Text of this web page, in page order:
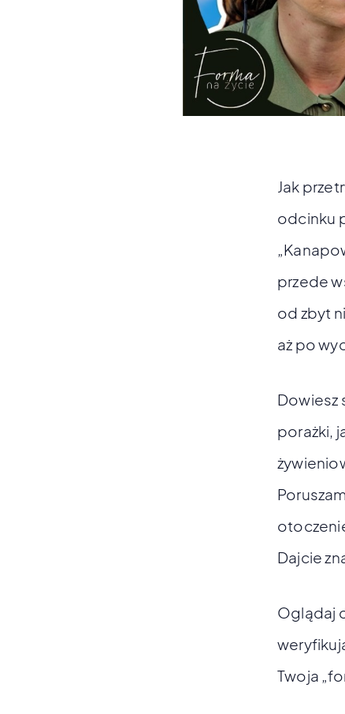
Jak
odcinku
przede
od zbyt
aż po
Dowiesz
porażki,
Dajcie
Oglądaj
Twoja